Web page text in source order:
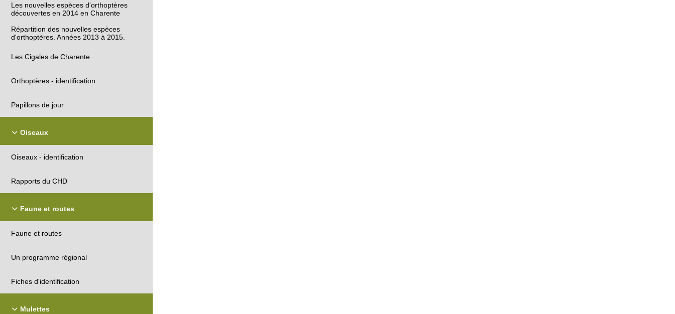
Les nouvelles espèces d'orthoptères
découvertes en 2014 en Charente
Répartition des nouvelles espèces
d'orthoptères. Années 2013 à 2015.
Les Cigales de Charente
Orthoptères - identification
Papillons de jour
Oiseaux
Oiseaux - identification
Rapports du CHD
Faune et routes
Faune et routes
Un programme régional
Fiches d'identification
Mulettes